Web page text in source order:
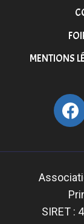
MENTIONS
SIRET :